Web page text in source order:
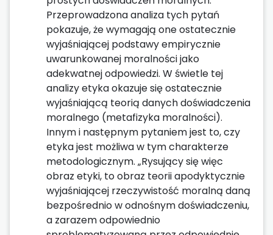
Przeprowadzona analiza tych pytań
pokazuje, że wymagają one ostatecznie
wyjaśniającej podstawy empirycznie
uwarunkowanej moralności jako
adekwatnej odpowiedzi. W świetle tej
analizy etyka okazuje się ostatecznie
wyjaśniającą teorią danych doświadczenia
moralnego (metafizyka moralności).
Innym i następnym pytaniem jest to, czy
etyka jest możliwa w tym charakterze
metodologicznym. „Rysujący się więc
obraz etyki, to obraz teorii apodyktycznie
wyjaśniającej rzeczywistość moralną daną
bezpośrednio w odnośnym doświadczeniu,
a zarazem odpowiednio